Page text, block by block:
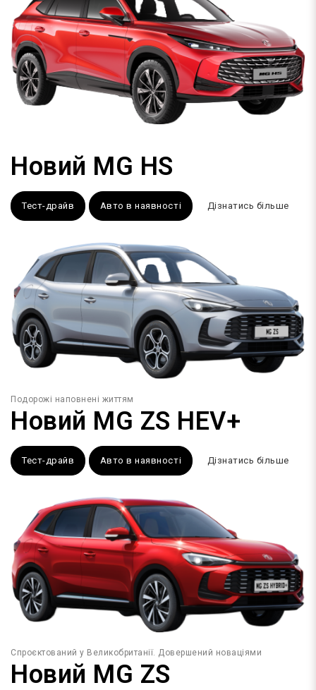
Новий MG HS
Тест-драйв Авто в наявності Дізнатись більше
Подорожі наповнені життям
Новий MG ZS HEV+
Тест-драйв Авто в наявності Дізнатись більше
Спроєктований у Великобританії. Довершений новаціями
Новий MG ZS